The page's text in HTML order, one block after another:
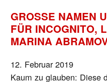
GROSSE NAMEN
FÜR INCOGNITO,
MARINA
12. Februar 2019
Kaum zu glauben: Diese